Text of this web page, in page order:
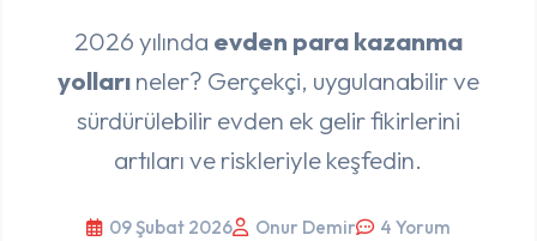
2026 yılında evden para kazanma
yollarıneler? Gerçekçi, uygulanabilir ve
sürdürülebilir evden ek gelir fikirlerini
artıları ve riskleriyle keşfedin.
09 Şubat 2026 Onur Demir 4 Yorum